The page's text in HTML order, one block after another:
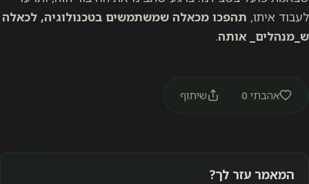
לעבוד איתו, תהפכו מכאלה שמשתמשים בטכנולוגיה, לכאלה
ש_מנהלים_ אותה.
אהבתי 0 שיתוף
המאמר עזר לך?